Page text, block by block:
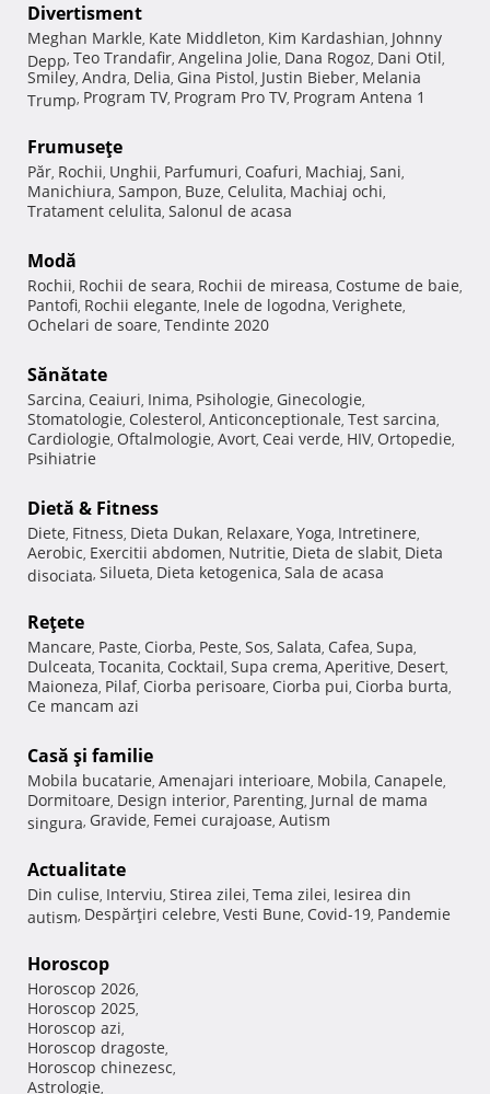
Divertisment
Meghan Markle, Kate Middleton, Kim Kardashian, Johnny
Depp, Teo Trandafir, Angelina Jolie, Dana Rogoz, Dani Otil,
Smiley, Andra, Delia, Gina Pistol, Justin Bieber, Melania
Trump, Program TV, Program Pro TV, Program Antena 1
Frumuseţe
Păr, Rochii, Unghii, Parfumuri, Coafuri, Machiaj, Sani,
Manichiura, Sampon, Buze, Celulita, Machiaj ochi,
Tratament celulita, Salonul de acasa
Modă
Rochii, Rochii de seara, Rochii de mireasa, Costume de baie,
Pantofi, Rochii elegante, Inele de logodna, Verighete,
Ochelari de soare, Tendinte 2020
Sănătate
Sarcina, Ceaiuri, Inima, Psihologie, Ginecologie,
Stomatologie, Colesterol, Anticonceptionale, Test sarcina,
Cardiologie, Oftalmologie, Avort, Ceai verde, HIV, Ortopedie,
Psihiatrie
Dietă & Fitness
Diete, Fitness, Dieta Dukan, Relaxare, Yoga, Intretinere,
Aerobic, Exercitii abdomen, Nutritie, Dieta de slabit, Dieta
disociata, Silueta, Dieta ketogenica, Sala de acasa
Reţete
Mancare, Paste, Ciorba, Peste, Sos, Salata, Cafea, Supa,
Dulceata, Tocanita, Cocktail, Supa crema, Aperitive, Desert,
Maioneza, Pilaf, Ciorba perisoare, Ciorba pui, Ciorba burta,
Ce mancam azi
Casă şi familie
Mobila bucatarie, Amenajari interioare, Mobila, Canapele,
Dormitoare, Design interior, Parenting, Jurnal de mama
singura, Gravide, Femei curajoase, Autism
Actualitate
Din culise, Interviu, Stirea zilei, Tema zilei, Iesirea din
autism, Despărţiri celebre, Vesti Bune, Covid-19, Pandemie
Horoscop
Horoscop 2026,
Horoscop 2025,
Horoscop azi,
Horoscop dragoste,
Horoscop chinezesc,
Astrologie,